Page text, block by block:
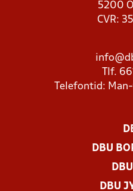
5200
CVR:
Tlf.
Telefontid:
DBU
DBU